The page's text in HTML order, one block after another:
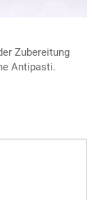
Zubereitung
Antipasti.